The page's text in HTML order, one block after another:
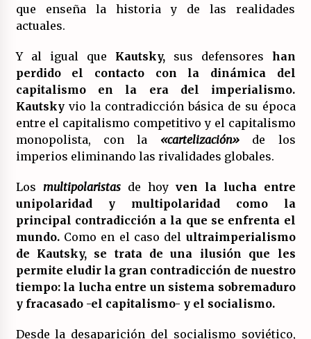
que enseña la historia y de las realidades
actuales.
Y al igual que Kautsky,sus defensores han
perdido el contacto con la dinámica del
capitalismo en la era del imperialismo.
Kautskyvio la contradicción básica de su época
entre el capitalismo competitivo y el capitalismo
monopolista, con la «cartelización»de los
imperios eliminando las rivalidades globales.
Los multipolaristasde hoy ven la lucha entre
unipolaridad y multipolaridad como la
principal contradicción a la que se enfrenta el
mundo.Como en el caso del ultraimperialismo
de Kautsky, se trata de una ilusión que les
permite eludir la gran contradicción de nuestro
tiempo: la lucha entre un sistema sobremaduro
y fracasado -el capitalismo- y el socialismo.
Desde la desaparición del socialismo soviético,